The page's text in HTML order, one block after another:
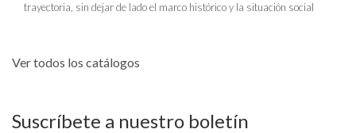
trayectoria, sin dejar de lado el marco histórico y la situación social
Ver todos los catálogos
Suscríbete a nuestro boletín